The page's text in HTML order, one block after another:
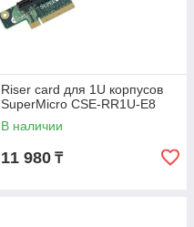
Riser card для 1U корпусов
SuperMicro CSE-RR1U-E8
В наличии
11 980 ₸